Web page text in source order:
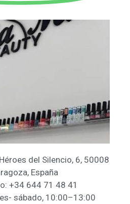
del Silencio, 6, 50008
España
+34 644 71 48 41
sábado, 10:00–13:00